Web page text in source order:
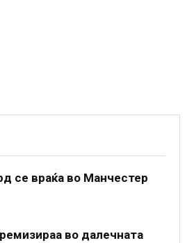
се враќа во Манчестер
во далечната